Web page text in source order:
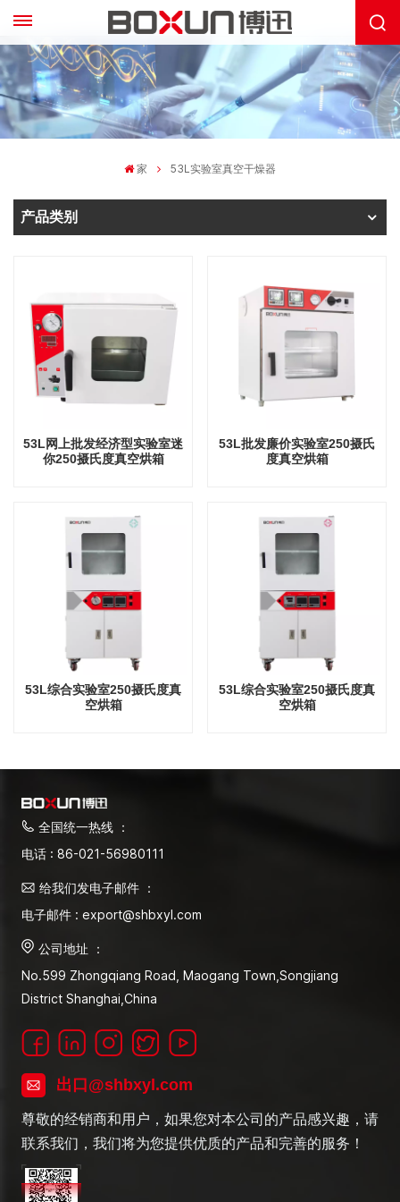
家 53L实验室真空干燥器
产品类别
53L网上批发经济型实验室迷
你250摄氏度真空烘箱
53L批发廉价实验室250摄氏
度真空烘箱
53L综合实验室250摄氏度真
空烘箱
53L综合实验室250摄氏度真
空烘箱
全国统一热线 ：
电话 : 86-021-56980111
给我们发电子邮件 ：
电子邮件 : export@shbxyl.com
公司地址 ：
No.599 Zhongqiang Road, Maogang Town,Songjiang
District Shanghai,China
出口@shbxyl.com
尊敬的经销商和用户，如果您对本公司的产品感兴趣，请
联系我们，我们将为您提供优质的产品和完善的服务！